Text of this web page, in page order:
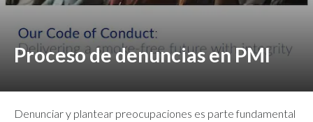
Proceso de denuncias en PMI
Denunciar y plantear preocupaciones es parte fundamental